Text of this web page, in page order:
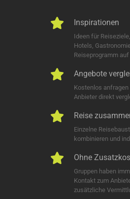
Inspirationen
Ideen für
Hotels,
Reiseprogramm
Angebote
Kostenlos
Anbieter direkt
Reise
Einzelne
kombinieren und
Ohne
Gruppen haben
Kontakt zum
zusätzliche